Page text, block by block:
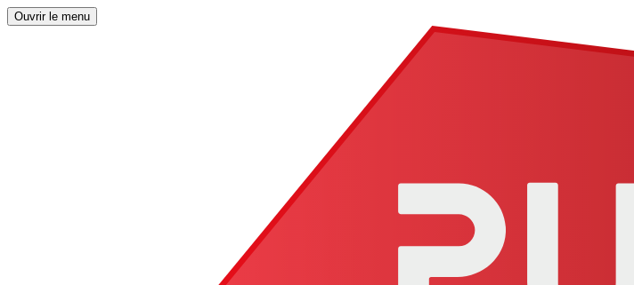
Ouvrir le menu